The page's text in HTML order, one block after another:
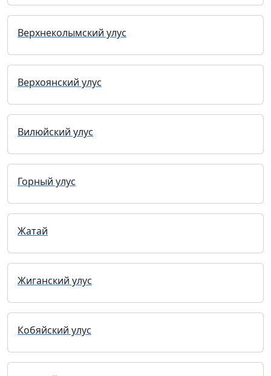
Верхнеколымский улус
Верхоянский улус
Вилюйский улус
Горный улус
Жатай
Жиганский улус
Кобяйский улус